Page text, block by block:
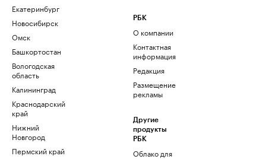
Екатеринбург
Новосибирск
Омск
Башкортостан
Вологодская
область
Калининград
Краснодарский
край
Нижний
Новгород
Пермский край
РБК
О компании
Контактная
информация
Редакция
Размещение
рекламы
Другие
продукты
РБК
Облако для